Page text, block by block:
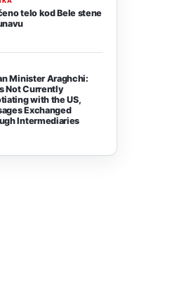
telo kod Bele stene
Minister Araghchi:
Not Currently
with the US,
Exchanged
Intermediaries